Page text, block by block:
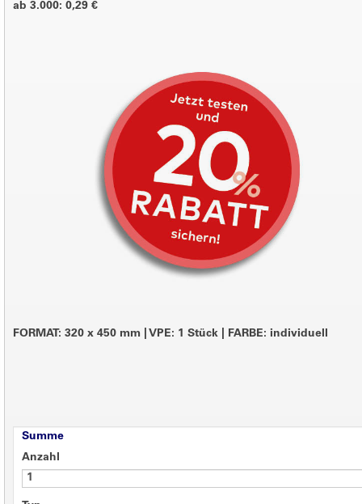
ab 3.000: 0,29 €
FORMAT: 320 x 450 mm VPE: 1 Stück FARBE: individuell
Summe
Anzahl